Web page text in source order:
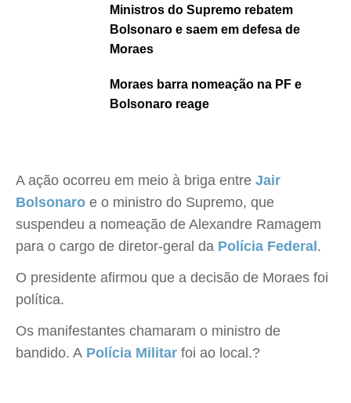
Ministros do Supremo rebatem
Bolsonaro e saem em defesa de
Moraes
Moraes barra nomeação na PF e
Bolsonaro reage
A ação ocorreu em meio à briga entre Jair
Bolsonaro e o ministro do Supremo, que
suspendeu a nomeação de Alexandre Ramagem
para o cargo de diretor-geral da Polícia Federal .
O presidente afirmou que a decisão de Moraes foi
política.
Os manifestantes chamaram o ministro de
bandido. A Polícia Militar foi ao local.?